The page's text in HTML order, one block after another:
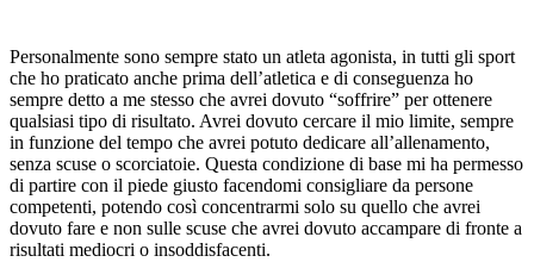
Personalmente sono sempre stato un atleta agonista, in tutti gli sport
che ho praticato anche prima dell’atletica e di conseguenza ho
sempre detto a me stesso che avrei dovuto “soffrire” per ottenere
qualsiasi tipo di risultato. Avrei dovuto cercare il mio limite, sempre
in funzione del tempo che avrei potuto dedicare all’allenamento,
senza scuse o scorciatoie. Questa condizione di base mi ha permesso
di partire con il piede giusto facendomi consigliare da persone
competenti, potendo così concentrarmi solo su quello che avrei
dovuto fare e non sulle scuse che avrei dovuto accampare di fronte a
risultati mediocri o insoddisfacenti.